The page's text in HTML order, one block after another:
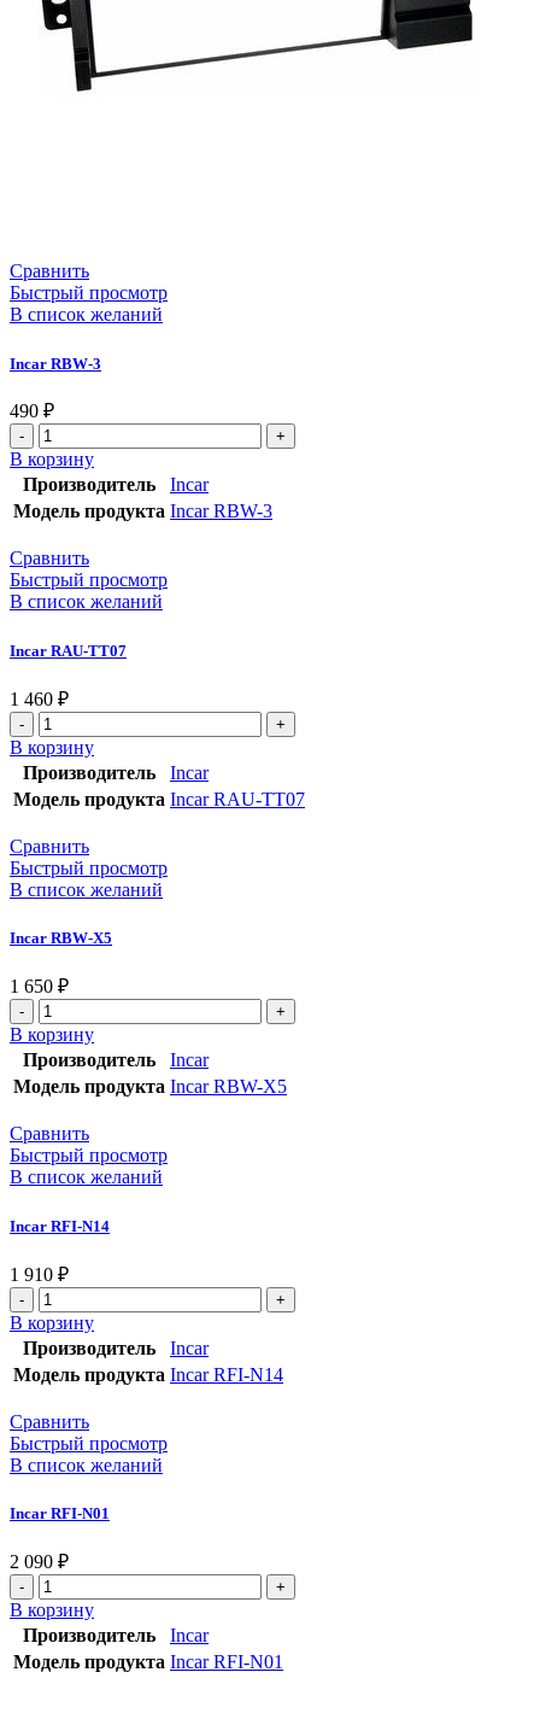
Сравнить
Быстрый просмотр
В список желаний
Incar RBW-3
490 ₽
В корзину
Производитель
Incar
Модель продукта Incar RBW-3
Сравнить
Быстрый просмотр
В список желаний
Incar RAU-TT07
1 460 ₽
В корзину
Производитель
Incar
Модель продукта Incar RAU-TT07
Сравнить
Быстрый просмотр
В список желаний
Incar RBW-X5
1 650 ₽
В корзину
Производитель
Incar
Модель продукта Incar RBW-X5
Сравнить
Быстрый просмотр
В список желаний
Incar RFI-N14
1 910 ₽
В корзину
Производитель
Incar
Модель продукта Incar RFI-N14
Сравнить
Быстрый просмотр
В список желаний
Incar RFI-N01
2 090 ₽
В корзину
Производитель
Incar
Модель продукта Incar RFI-N01